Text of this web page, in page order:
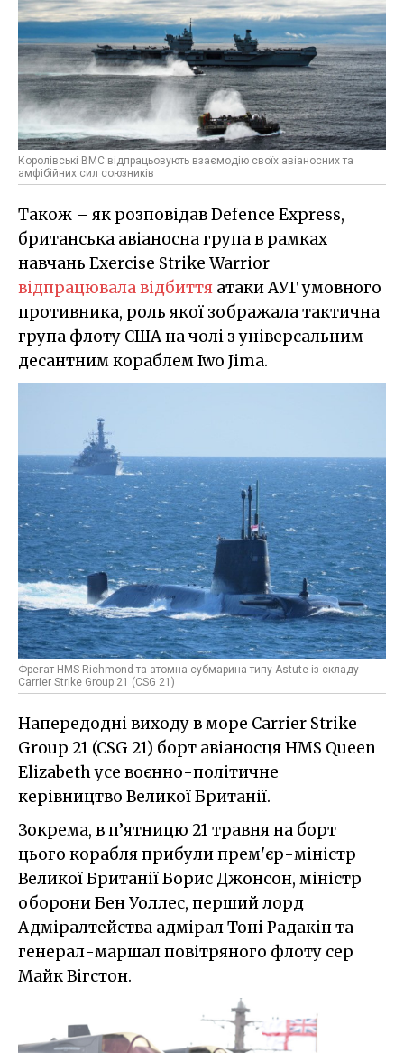
Королівські ВМС відпрацьовують взаємодію своїх авіаносних та
амфібійних сил союзників
Також – як розповідав Defence Express,
британська авіаносна група в рамках
навчань Exercise Strike Warrior
відпрацювала відбиття атаки АУГ умовного
противника, роль якої зображала тактична
група флоту США на чолі з універсальним
десантним кораблем Iwo Jima.
Фрегат HMS Richmond та атомна субмарина типу Astute із складу
Carrier Strike Group 21 (CSG 21)
Напередодні виходу в море Carrier Strike
Group 21 (CSG 21) борт авіаносця HMS Queen
Elizabeth усе воєнно-політичне
керівництво Великої Британії.
Зокрема, в п’ятницю 21 травня на борт
цього корабля прибули прем'єр-міністр
Великої Британії Борис Джонсон, міністр
оборони Бен Уоллес, перший лорд
Адміралтейства адмірал Тоні Радакін та
генерал-маршал повітряного флоту сер
Майк Вігстон.